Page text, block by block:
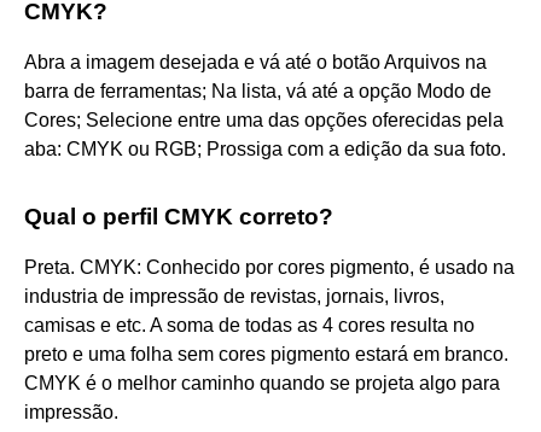
CMYK?
Abra a imagem desejada e vá até o botão Arquivos na
barra de ferramentas; Na lista, vá até a opção Modo de
Cores; Selecione entre uma das opções oferecidas pela
aba: CMYK ou RGB; Prossiga com a edição da sua foto.
Qual o perfil CMYK correto?
Preta. CMYK: Conhecido por cores pigmento, é usado na
industria de impressão de revistas, jornais, livros,
camisas e etc. A soma de todas as 4 cores resulta no
preto e uma folha sem cores pigmento estará em branco.
CMYK é o melhor caminho quando se projeta algo para
impressão.